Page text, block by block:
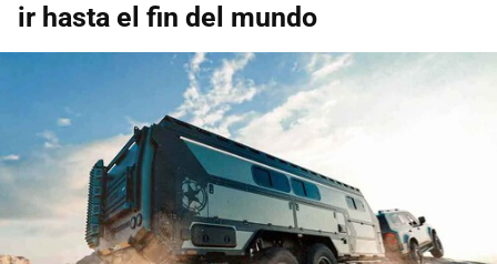
ir hasta el fin del mundo